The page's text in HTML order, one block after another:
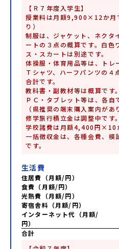
【Ｒ７年度入学生】
授業料は月額9,900×12か月
り）
制服は、ジャケット、ネクタ
ートの３点の概算です。白色
ス・スカートは別途です。
体操服・体育用品等は、トレ
Ｔシャツ、ハーフパンツの４
合計です。
教科書・副教材等は概算です。
ＰＣ・タブレット等は、各自
（県推奨の端末購入案内があ
修学旅行積立金は調整中です。
学校諸費は月額4,400円×10
一括徴収金は、各種会費、模
です。
生活費
住居費（月額/円）
食費（月額/円）
光熱費（月額/円）
寄宿舎料（月額/円）
インターネット代（月額/
円）
合計